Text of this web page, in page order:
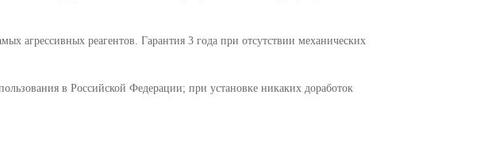
агрессивных реагентов. Гарантия 3 года при отсутствии механических
в Российской Федерации; при установке никаких доработок